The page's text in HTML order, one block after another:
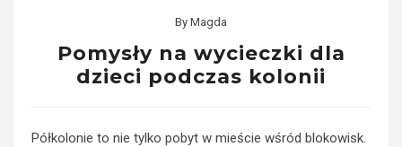
By Magda
Pomysły na wycieczki dla
dzieci podczas kolonii
Półkolonie to nie tylko pobyt w mieście wśród blokowisk.